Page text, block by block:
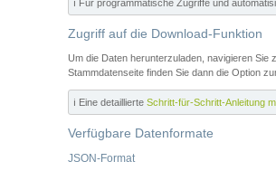
ℹ️ Für programmatische Zugriffe und
Zugriff auf die Download-Funktion
Um die Daten herunterzuladen, navigieren Sie
Stammdatenseite finden Sie dann die Option
ℹ️ Eine detaillierte Schritt-für-Schritt-Anleitung
Verfügbare Datenformate
JSON-Format